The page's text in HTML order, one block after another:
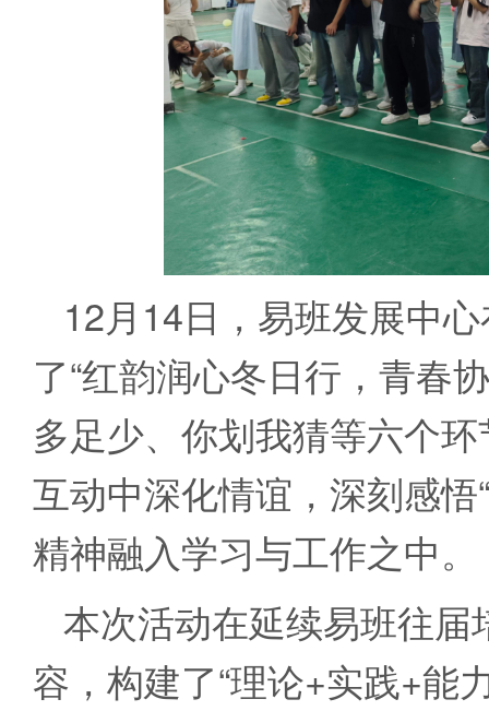
12月14日，易班发展中
了“红韵润心冬日行，青春
多足少、你划我猜等六个
互动中深化情谊，深刻感
精神融入学习与工作之中。
本次活动在延续易班往
容，构建了“理论+实践+能